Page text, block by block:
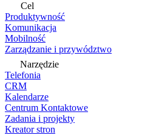
Cel
Produktywność
Komunikacja
Mobilność
Zarządzanie i przywództwo
Narzędzie
Telefonia
CRM
Kalendarze
Centrum Kontaktowe
Zadania i projekty
Kreator stron